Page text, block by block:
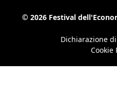
© 2026 Festival
Dichiarazione
Cookie